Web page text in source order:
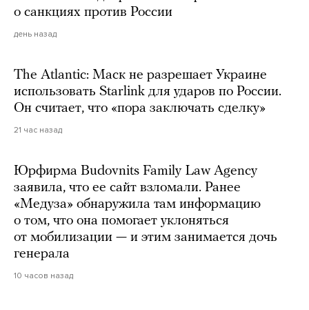
о санкциях против России
день назад
The Atlantic: Маск не разрешает Украине
использовать Starlink для ударов по России.
Он считает, что «пора заключать сделку»
21 час назад
Юрфирма Budovnits Family Law Agency
заявила, что ее сайт взломали. Ранее
«Медуза» обнаружила там информацию
о том, что она помогает уклоняться
от мобилизации — и этим занимается дочь
генерала
10 часов назад